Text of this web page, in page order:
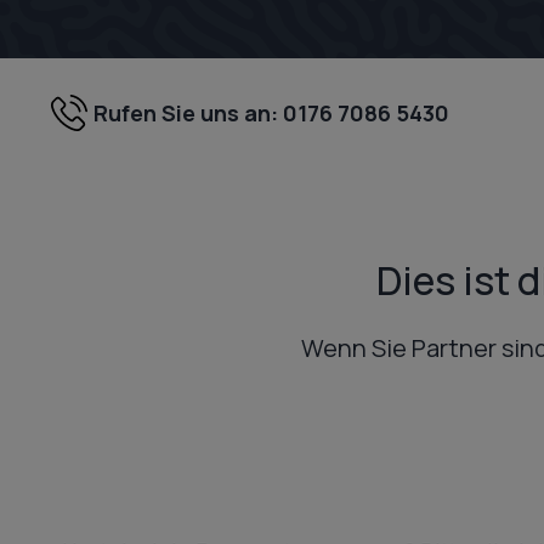
Rufen Sie uns an: 0176 7086 5430
Dies ist
Wenn Sie Partner